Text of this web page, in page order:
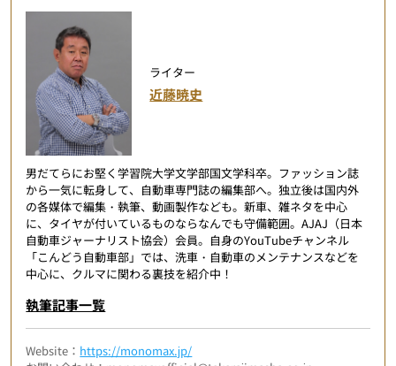
ライター
近藤暁史
男だてらにお堅く学習院大学文学部国文学科卒。ファッション誌
から一気に転身して、自動車専門誌の編集部へ。独立後は国内外
の各媒体で編集・執筆、動画製作なども。新車、雑ネタを中心
に、タイヤが付いているものならなんでも守備範囲。AJAJ（日本
自動車ジャーナリスト協会）会員。自身のYouTubeチャンネル
「こんどう自動車部」では、洗車・自動車のメンテナンスなどを
中心に、クルマに関わる裏技を紹介中！
執筆記事一覧
Website： https://monomax.jp/